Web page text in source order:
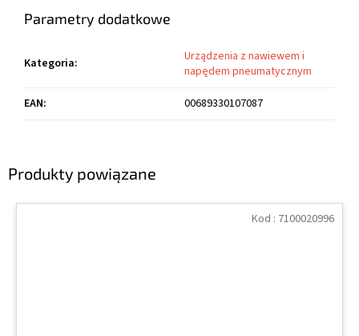
Produkty powiązane
Kod : 7100020996
Parametry dodatkowe
Kategoria:
Urządzenia z nawiewem i
napędem pneumatycznym
EAN: 00689330107087